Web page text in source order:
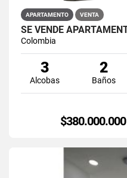
APARTAMENTO VENTA
Colombia
3
Alcobas
2
Baños
$380.000.000